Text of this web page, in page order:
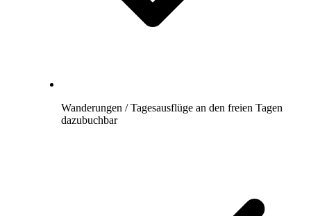
Wanderungen / Tagesausflüge an den freien Tagen
dazubuchbar